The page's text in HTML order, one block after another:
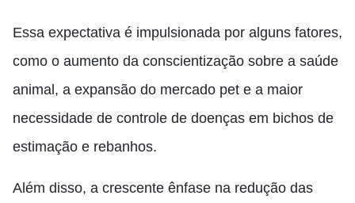
Essa expectativa é impulsionada por alguns fatores,
como o aumento da conscientização sobre a saúde
animal, a expansão do mercado pet e a maior
necessidade de controle de doenças em bichos de
estimação e rebanhos.
Além disso, a crescente ênfase na redução das